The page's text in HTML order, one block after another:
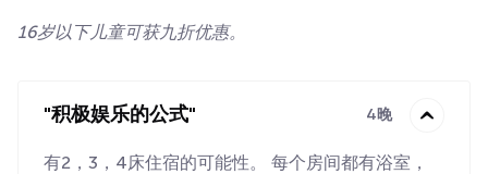
16岁以下儿童可获九折优惠。
"积极娱乐的公式" 4晚
有2，3，4床住宿的可能性。 每个房间都有浴室，